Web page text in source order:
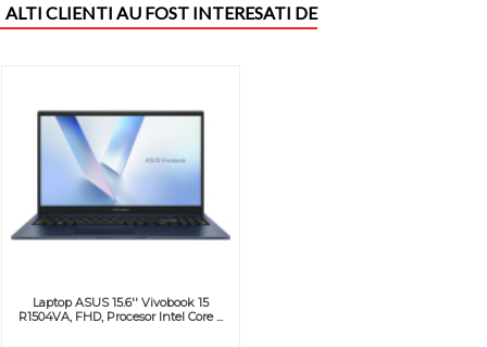
ALTI CLIENTI AU FOST INTERESATI DE
Laptop ASUS 15.6'' Vivobook 15
R1504VA, FHD, Procesor Intel Core ...